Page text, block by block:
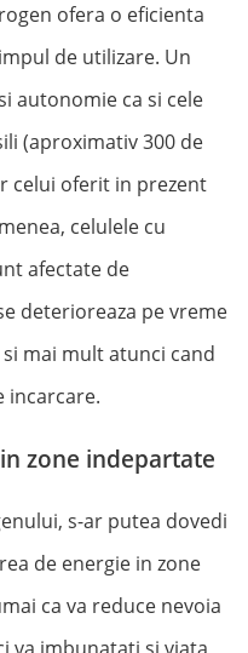
ofera o eficienta
de utilizare. Un
autonomie ca si cele
(aproximativ 300 de
celui oferit in prezent
celulele cu
afectate de
deterioreaza pe vreme
mai mult atunci cand
incarcare.
zone indepartate
s-ar putea dovedi
de energie in zone
ca va reduce nevoia